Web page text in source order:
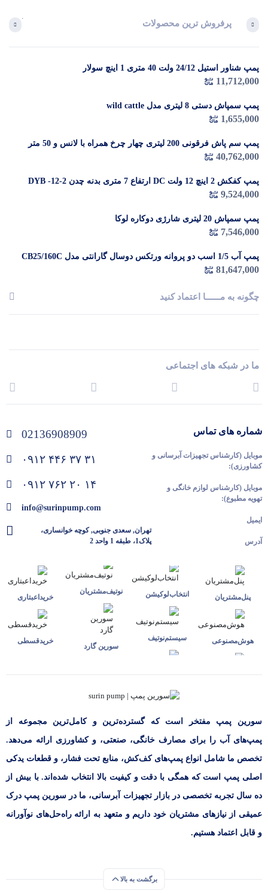
پرفروش ترین محصولات
پمپ شناور استیل 24/12 ولت 40 متری 1 اینچ سولار
11,712,000
پمپ سمپاش دستی 8 لیتری مدل wild cattle
1,655,000
پمپ سم پاش فرقونی 200 لیتری چهار چرخ همراه با لانس و 50 متر
شیلنگ
40,762,000
پمپ کفکش 2 اینچ 12 ولت DC ارتفاع 7 متری بدنه چدن DYB -12-2
9,524,000
پمپ سمپاش 20 لیتری شارژی دوکاره لوکا
7,546,000
پمپ آب 1/5 اسب دو پروانه ورتکس دوسال گارانتی مدل CB25/160C
81,647,000
چگونه به مــــــا اعتماد کنید
ما در شبکه های اجتماعی
شماره های تماس
موبایل (کارشناس تجهیزات آبرسانی و
کشاورزی):
موبایل (کارشناس لوازم خانگی و
تهویه مطبوع):
ایمیل
آدرس
02136908909
۰۹۱۲ ۴۴۶ ۳۷ ۳۱
۰۹۱۲ ۷۶۲ ۲۰ ۱۴
info@surinpump.com
تهران, سعدی جنوبی, کوچه خوانساری،
پلاک1، طبقه 1 واحد 2
پنل‌مشتریان
هوش‌مصنوعی
انتخاب‌لوکیشن
سیستم‌نوتیف
نوتیف‌مشتریان
سورین گارد
خرید‌اعبتاری
خرید‌قسطی
سورین پمپ مفتخر است که گسترده‌ترین و کامل‌ترین مجموعه از
پمپ‌های آب را برای مصارف خانگی، صنعتی، و کشاورزی ارائه می‌دهد.
تخصص ما شامل انواع پمپ‌های کف‌کش، منابع تحت فشار، و قطعات یدکی
اصلی پمپ است که همگی با دقت و کیفیت بالا انتخاب شده‌اند. با بیش از
ده سال تجربه تخصصی در بازار تجهیزات آبرسانی، ما در سورین پمپ درک
عمیقی از نیازهای مشتریان خود داریم و متعهد به ارائه راه‌حل‌های نوآورانه
و قابل اعتماد هستیم.
برگشت به بالا